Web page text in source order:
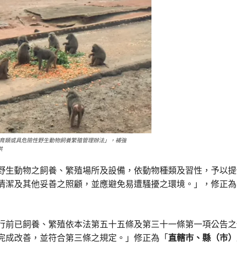
類或具危險性野生動物飼養繁殖管理辦法」，補強
生動物之飼養、繁殖場所及設備，依動物種類及習性，予以
潔及其他妥善之照顧，並應避免易遭騷擾之環境。」，修正
前已飼養、繁殖依本法第五十五條及第三十一條第一項公告
成改善，並符合第三條之規定。」修正為「直轄市、縣（市